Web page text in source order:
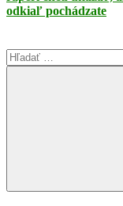
odkiaľ pochádzate
Search
for: